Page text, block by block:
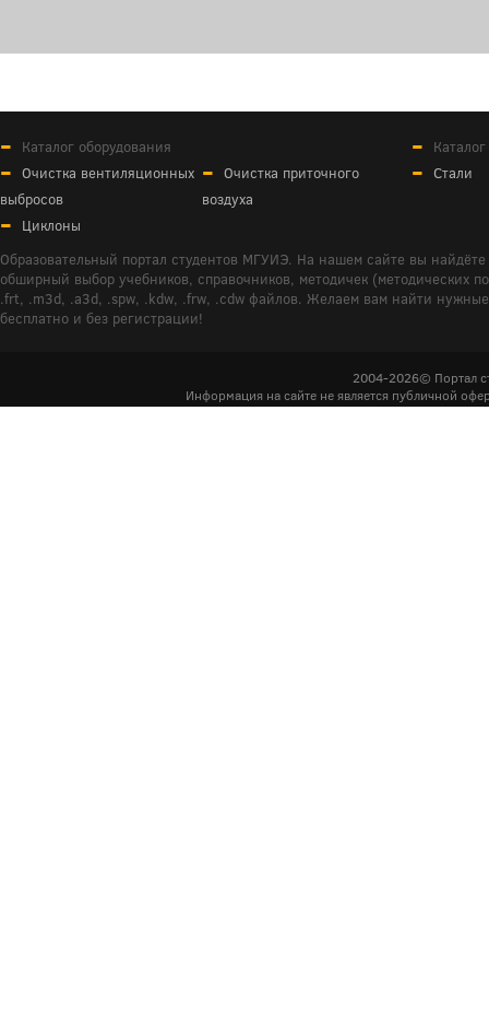
Каталог оборудования
Очистка вентиляционных
выбросов
Очистка приточного
воздуха
Циклоны
Стали
Образовательный портал студентов МГУИЭ. На нашем сайте вы
обширный выбор учебников, справочников, методичек (методических
.frt, .m3d, .a3d, .spw, .kdw, .frw, .cdw файлов. Желаем вам найти
бесплатно и без регистрации!
2004-2026© Портал
Информация на сайте не является публичной